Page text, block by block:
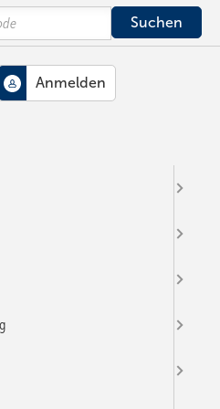
2024
von